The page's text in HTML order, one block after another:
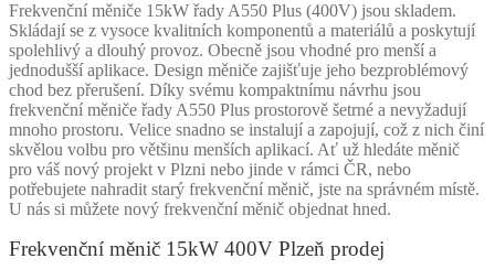
Frekvenční měniče 15kW řady A550 Plus (400V) jsou skladem.
Skládají se z vysoce kvalitních komponentů a materiálů a poskytují
spolehlivý a dlouhý provoz. Obecně jsou vhodné pro menší a
jednodušší aplikace. Design měniče zajišťuje jeho bezproblémový
chod bez přerušení. Díky svému kompaktnímu návrhu jsou
frekvenční měniče řady A550 Plus prostorově šetrné a nevyžadují
mnoho prostoru. Velice snadno se instalují a zapojují, což z nich činí
skvělou volbu pro většinu menších aplikací. Ať už hledáte měnič
pro váš nový projekt v Plzni nebo jinde v rámci ČR, nebo
potřebujete nahradit starý frekvenční měnič, jste na správném místě.
U nás si můžete nový frekvenční měnič objednat hned.
Frekvenční měnič 15kW 400V Plzeň prodej